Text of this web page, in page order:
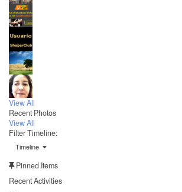
View All
Recent Photos
View All
Filter Timeline:
Timeline
Pinned Items
Recent Activities